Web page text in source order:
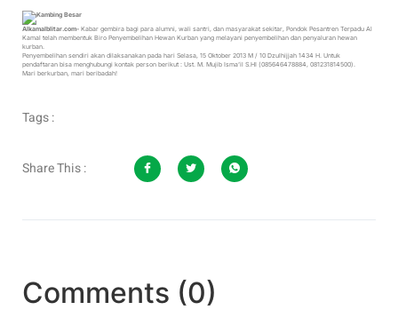
Alkamalblitar.com- Kabar gembira bagi para alumni, wali santri, dan masyarakat sekitar, Pondok Pesantren Terpadu Al
Kamal telah membentuk Biro Penyembelihan Hewan Kurban yang melayani penyembelihan dan penyaluran hewan
kurban.
Penyembelihan sendiri akan dilaksanakan pada hari Selasa, 15 Oktober 2013 M / 10 Dzulhijjah 1434 H. Untuk
pendaftaran bisa menghubungi kontak person berikut : Ust. M. Mujib Isma’il S.HI (085646478884, 081231814500).
Mari berkurban, mari beribadah!
Tags :
Share This :
Comments (0)